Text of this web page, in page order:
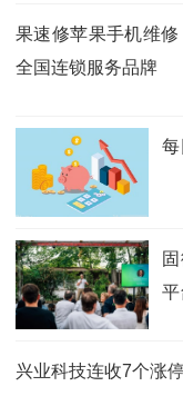
果速修苹果手机维
全国连锁服务品牌
每
平
兴业科技连收7个涨